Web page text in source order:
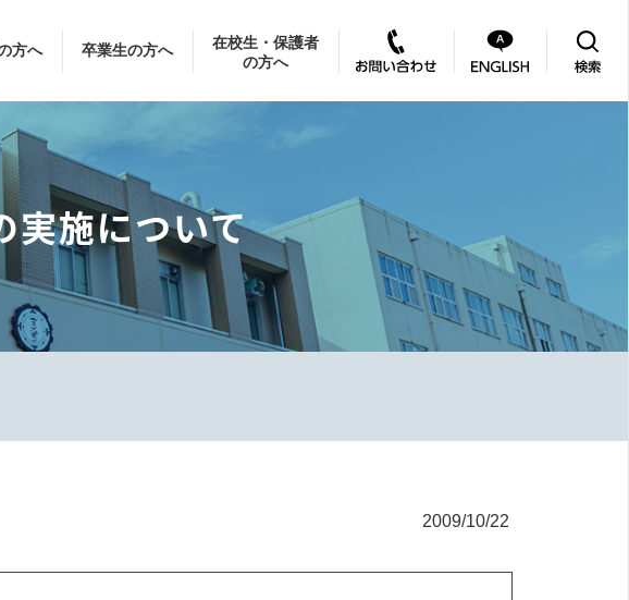
方へ 卒業生の方へ
在校生・保護者
の方へ
実施について
2009/10/22